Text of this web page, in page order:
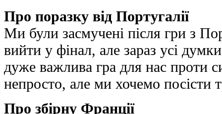
Про поразку від Португалії
Ми були засмучені після гри з
вийти у фінал, але зараз усі
дуже важлива гра для нас проти
непросто, але ми хочемо посісти
Про збірну Франції